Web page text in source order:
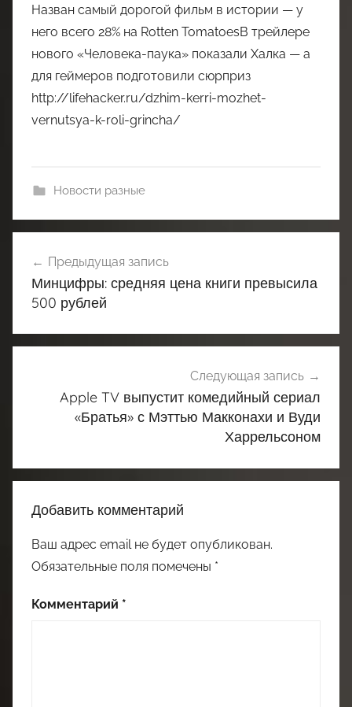
Назван самый дорогой фильм в истории — у
него всего 28% на Rotten TomatoesВ трейлере
нового «Человека-паука» показали Халка — а
для геймеров подготовили сюрприз
http://lifehacker.ru/dzhim-kerri-mozhet-
vernutsya-k-roli-grincha/
Новости разные
по
записям
Предыдущая запись
Минцифры: средняя цена книги превысила
500 рублей
Следующая запись
Apple TV выпустит комедийный сериал
«Братья» с Мэттью Макконахи и Вуди
Харрельсоном
Добавить комментарий
Ваш адрес email не будет опубликован.
Обязательные поля помечены *
Комментарий *